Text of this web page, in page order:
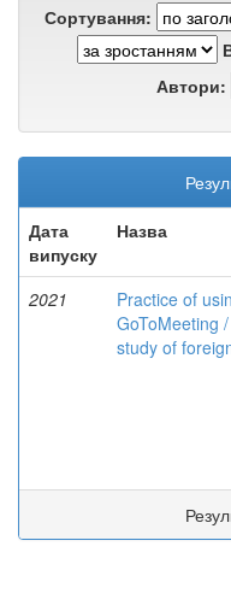
Сортування:
Автори:
Дата
випуску
Назва
2021
Practice of
GoToMeeting
study of